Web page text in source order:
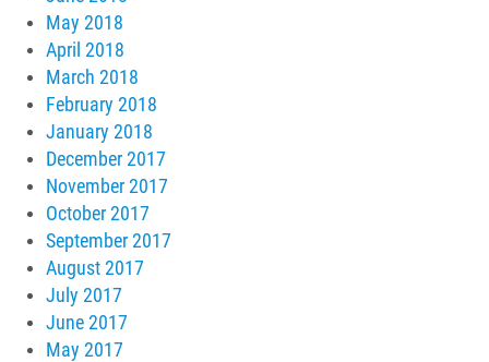
May 2018
April 2018
March 2018
February 2018
January 2018
December 2017
November 2017
October 2017
September 2017
August 2017
July 2017
June 2017
May 2017